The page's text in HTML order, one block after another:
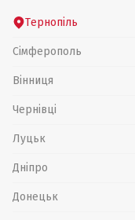
Тернопіль
Сімферополь
Вінниця
Чернівці
Луцьк
Дніпро
Донецьк